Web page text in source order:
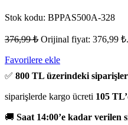
Stok kodu: BPPAS500A-328
376,99₺ Orijinal fiyat: 376,99 ₺.
Favorilere ekle
✅ 800 TL üzerindeki
siparişlerde kargo ücreti 105
🚚 Saat 14:00’e kadar verilen